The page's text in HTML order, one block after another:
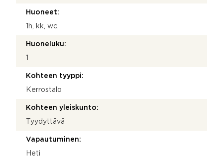
Huoneet:
1h, kk, wc.
Huoneluku:
Kohteen tyyppi:
Kerrostalo
Kohteen yleiskunto:
Tyydyttävä
Vapautuminen:
Heti